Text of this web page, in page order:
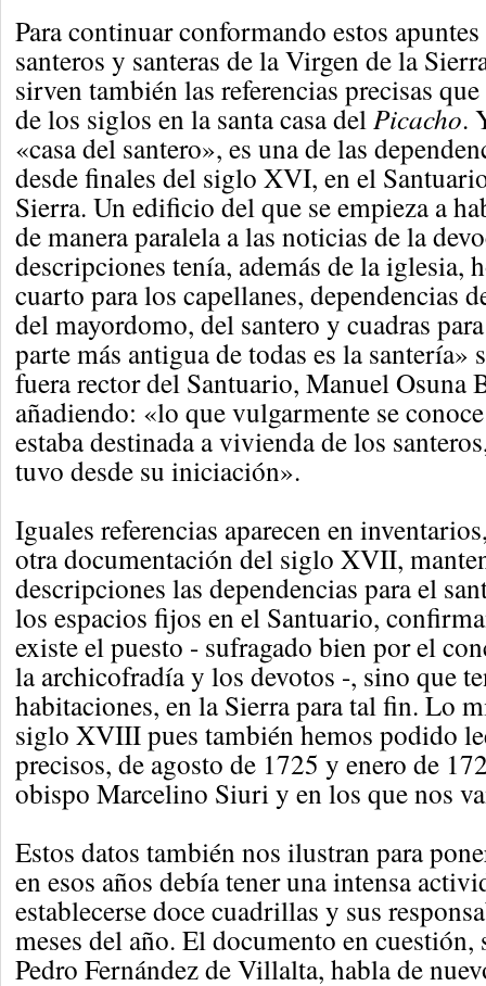
Para continuar conformando estos
santeros y santeras de la Virgen de la
sirven también las referencias precisas
de los siglos en la santa casa delPicacho.
«casa del santero», es una de las
desde finales del siglo XVI, en el
Sierra. Un edificio del que se empieza a
de manera paralela a las noticias de la
descripciones tenía, además de la iglesia,
cuarto para los capellanes, dependencias
del mayordomo, del santero y cuadras
parte más antigua de todas es la santería»
fuera rector del Santuario, Manuel Osuna
añadiendo: «lo que vulgarmente se
estaba destinada a vivienda de los
tuvo desde su iniciación».
Iguales referencias aparecen en
otra documentación del siglo XVII,
descripciones las dependencias para el
los espacios fijos en el Santuario,
existe el puesto - sufragado bien por el
la archicofradía y los devotos -, sino que
habitaciones, en la Sierra para tal fin. Lo
siglo XVIII pues también hemos podido
precisos, de agosto de 1725 y enero de
obispo Marcelino Siuri y en los que nos
Estos datos también nos ilustran para
en esos años debía tener una intensa
establecerse doce cuadrillas y sus
meses del año. El documento en
Pedro Fernández de Villalta, habla de